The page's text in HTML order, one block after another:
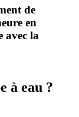
de
en
avec la
à eau ?